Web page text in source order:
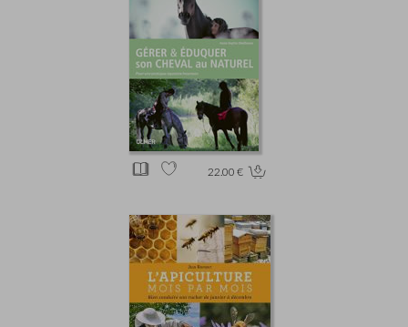
22.00 €